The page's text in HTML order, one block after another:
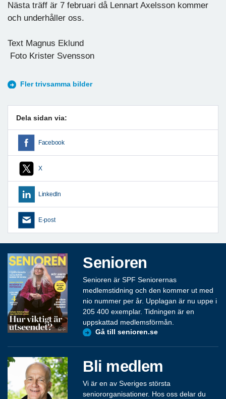
Nästa träff är 7 februari då Lennart Axelsson kommer
och underhåller oss.
Text Magnus Eklund
Foto Krister Svensson
Fler trivsamma bilder
Dela sidan via:
Facebook
X
LinkedIn
E-post
Senioren
Senioren är SPF Seniorernas
medlemstidning och den kommer ut med
nio nummer per år. Upplagan är nu uppe i
205 400 exemplar. Tidningen är en
uppskattad medlemsförmån.
Gå till senioren.se
Bli medlem
Vi är en av Sveriges största
seniororganisationer. Hos oss delar du